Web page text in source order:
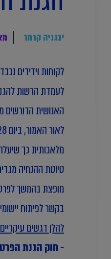
יבגניה קרמר
לקוחות וידידים
לעמדת הרשות
האנושית הדורשים
מלאכותית כך
בקשר לפיתוח
להלן דגשים
- חוק הגנת